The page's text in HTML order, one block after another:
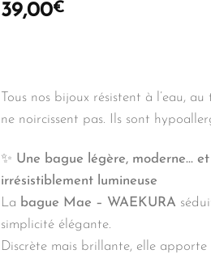
39,00€
Tous nos bijoux résistent à l’eau, au
ne noircissent pas. Ils sont
✨ Une bague légère, moderne… et
irrésistiblement lumineuse
La bague Mae – WAEKURA
simplicité élégante.
Discrète mais brillante, elle apporte